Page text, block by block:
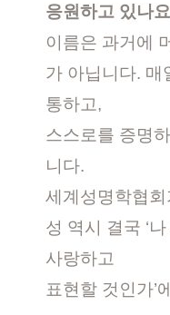
응원하고 있나
이름은 과거에
가 아닙니다. 매
통하고,
스스로를 증명
니다.
세계성명학협
성 역시 결국 ‘
사랑하고
표현할 것인가’